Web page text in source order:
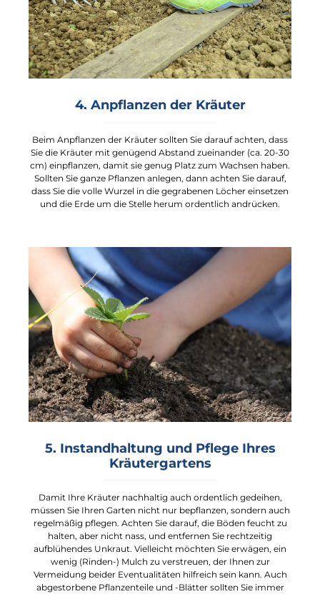
4. Anpflanzen der Kräuter
Beim Anpflanzen der Kräuter sollten Sie darauf achten, dass
Sie die Kräuter mit genügend Abstand zueinander (ca. 20-30
cm) einpflanzen, damit sie genug Platz zum Wachsen haben.
Sollten Sie ganze Pflanzen anlegen, dann achten Sie darauf,
dass Sie die volle Wurzel in die gegrabenen Löcher einsetzen
und die Erde um die Stelle herum ordentlich andrücken.
5. Instandhaltung und Pflege Ihres
Kräutergartens
Damit Ihre Kräuter nachhaltig auch ordentlich gedeihen,
müssen Sie Ihren Garten nicht nur bepflanzen, sondern auch
regelmäßig pflegen. Achten Sie darauf, die Böden feucht zu
halten, aber nicht nass, und entfernen Sie rechtzeitig
aufblühendes Unkraut. Vielleicht möchten Sie erwägen, ein
wenig (Rinden-) Mulch zu verstreuen, der Ihnen zur
Vermeidung beider Eventualitäten hilfreich sein kann. Auch
abgestorbene Pflanzenteile und -Blätter sollten Sie immer